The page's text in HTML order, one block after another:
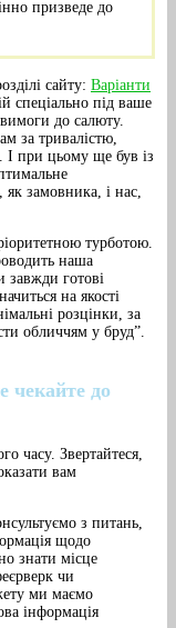
призведе до
сайту: Варіанти
спеціально під ваше
до салюту.
за тривалістю,
І при цьому ще був із
замовника, і нас,
турботою.
наша
готові
на якості
розцінки, за
обличчям у бруд”.
чекайте до
часу. Звертайтеся,
вам
з питань,
щодо
знати місце
чи
ми маємо
інформація